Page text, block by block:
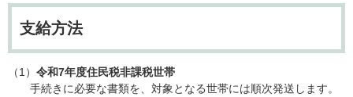
支給方法
（1） 令和7年度住民税非課税世帯
手続きに必要な書類を、対象となる世帯には順次発送します。